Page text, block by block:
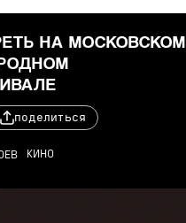
НА МОСКОВСКОМ
поделиться
КИНО